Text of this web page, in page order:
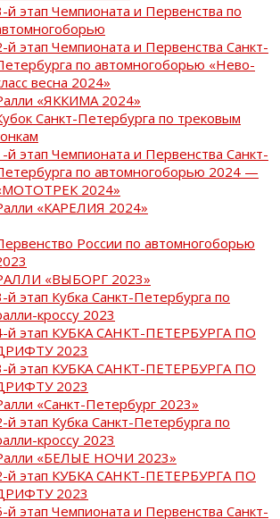
й этап Чемпионата и Первенства по
й этап Чемпионата и Первенства Санкт-
по автомногоборью «Нево-
весна 2024»
«ЯККИМА 2024»
Санкт-Петербурга по трековым
й этап Чемпионата и Первенства Санкт-
по автомногоборью 2024 —
2024»
«КАРЕЛИЯ 2024»
России по автомногоборью
«ВЫБОРГ 2023»
й этап Кубка Санкт-Петербурга по
кроссу 2023
й этап КУБКА САНКТ-ПЕТЕРБУРГА ПО
2023
й этап КУБКА САНКТ-ПЕТЕРБУРГА ПО
2023
«Санкт-Петербург 2023»
й этап Кубка Санкт-Петербурга по
кроссу 2023
«БЕЛЫЕ НОЧИ 2023»
й этап КУБКА САНКТ-ПЕТЕРБУРГА ПО
2023
й этап Чемпионата и Первенства Санкт-